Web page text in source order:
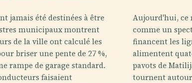
jamais été destinées à être
municipaux montrent
de la ville ont calculé les
briser une pente de 27 %,
rampe de garage standard.
faisaient
Aujourd'hui, ce
comme un
financent les
alimentent
pavots de
tournent